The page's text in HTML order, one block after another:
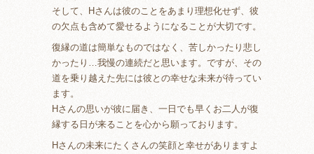
そして、Hさんは彼のことをあまり理想化せず、彼
の欠点も含めて愛せるようになることが大切です。
復縁の道は簡単なものではなく、苦しかったり悲し
かったり…我慢の連続だと思います。ですが、その
道を乗り越えた先には彼との幸せな未来が待ってい
ます。
Hさんの思いが彼に届き、一日でも早くお二人が復
縁する日が来ることを心から願っております。
Hさんの未来にたくさんの笑顔と幸せがありますよ